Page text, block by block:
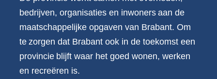
bedrijven, organisaties en inwoners aan de
maatschappelijke opgaven van Brabant. Om
te zorgen dat Brabant ook in de toekomst een
provincie blijft waar het goed wonen, werken
en recreëren is.